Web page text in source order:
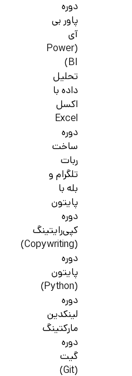
دوره
پاور بی
آی
(Power
BI)
تحلیل
داده با
اکسل
Excel
دوره
ساخت
ربات
تلگرام و
بله با
پایتون
دوره
کپی‌رایتینگ
(Copywriting)
دوره
پایتون
(Python)
دوره
لینکدین
مارکتینگ
دوره
گیت
(Git)